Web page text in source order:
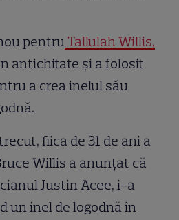
pentru Tallulah Willis,
antichitate și a folosit
a crea inelul său
fiica de 31 de ani a
Willis a anunțat că
Justin Acee, i-a
un inel de logodnă în